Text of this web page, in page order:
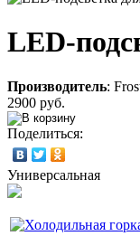
LED-
Производитель:
2900 руб.
Поделиться:
Универсальная